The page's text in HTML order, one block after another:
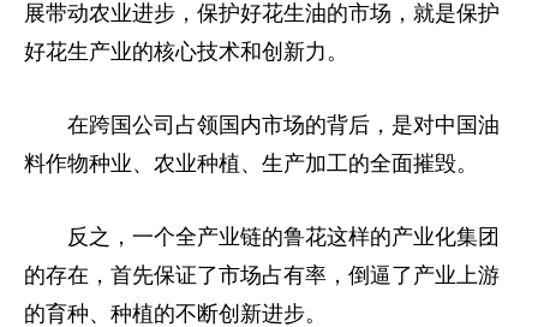
展带动农业进步，保护好花生油的市场，就是保护
好花生产业的核心技术和创新力。
在跨国公司占领国内市场的背后，是对中国油
料作物种业、农业种植、生产加工的全面摧毁。
反之，一个全产业链的鲁花这样的产业化集团
的存在，首先保证了市场占有率，倒逼了产业上游
的育种、种植的不断创新进步。